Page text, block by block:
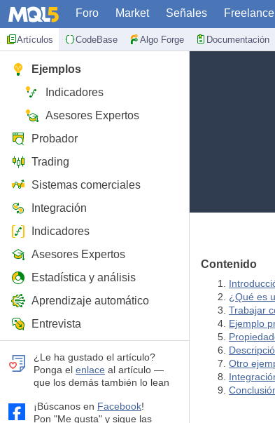
Foro Market Señales Freelance
Artículos CodeBase Algo Forge Documentación
Ejemplos
Indicadores
Asesores Expertos
Probador
Trading
Sistemas comerciales
Integración
Indicadores
Asesores Expertos
Estadística y análisis
Aprendizaje automático
Entrevista
¿Le ha gustado el artículo?
Ponga el enlace al artículo —
que los demás también lo lean
¡Búscanos en Facebook!
Pon "Me gusta" y sigue las
Contenido
¿Qué es
Trabajar
Ejemplo
Otro